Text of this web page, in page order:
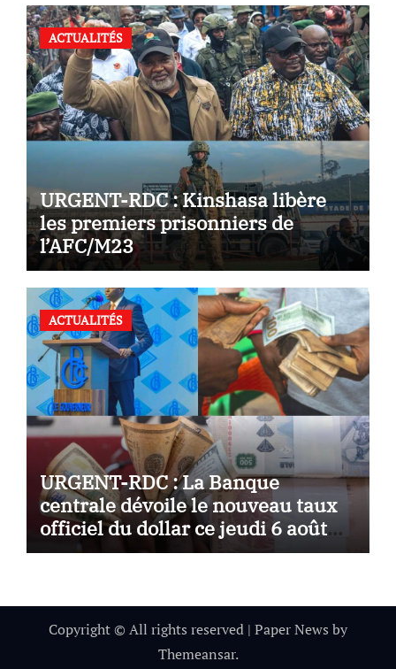
ACTUALITÉS
URGENT-RDC : Kinshasa libère
les premiers prisonniers de
l’AFC/M23
ACTUALITÉS
URGENT-RDC : La Banque
centrale dévoile le nouveau taux
officiel du dollar ce jeudi 6 août
2026
Copyright © All rights reserved | Paper News by
Themeansar.